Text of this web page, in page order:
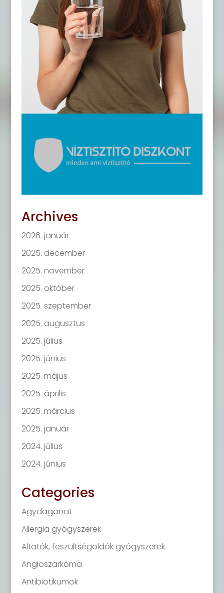
Archives
2026. január
2025. december
2025. november
2025. október
2025. szeptember
2025. augusztus
2025. július
2025. június
2025. május
2025. április
2025. március
2025. január
2024. július
2024. június
Categories
Agydaganat
Allergia gyógyszerek
Altatók, feszültségoldók gyógyszerek
Angioszarkóma
Antibiotikumok